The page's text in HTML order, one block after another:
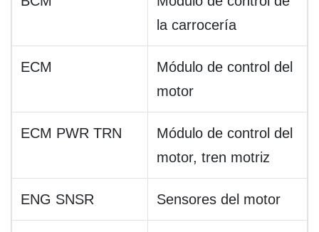
la carrocería
ECM
Módulo de control del
motor
ECM PWR TRN
Módulo de control del
motor, tren motriz
ENG SNSR Sensores del motor